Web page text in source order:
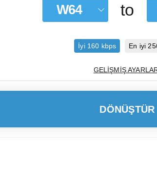
W64 to
İyi 160 kbps En iyi
GELIŞMIŞ
DÖNÜŞTÜR